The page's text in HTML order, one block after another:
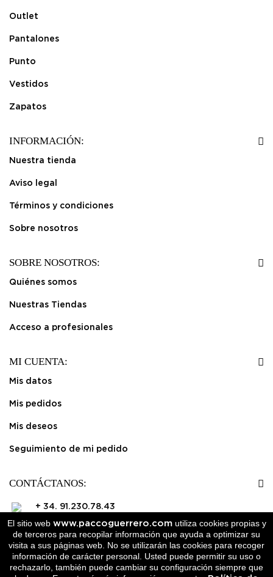
Outlet
Pantalones
Punto
Vestidos
Zapatos
INFORMACIÓN:
Nuestra tienda
Aviso legal
Términos y condiciones
Sobre nosotros
SOBRE NOSOTROS:
Quiénes somos
Nuestras Tiendas
Acceso a profesionales
MI CUENTA:
Mis datos
Mis pedidos
Mis deseos
Seguimiento de mi pedido
CONTÁCTANOS:
+ 34. 91.230.78.43
info@paccoguerrero.com
Dejar mensaje ( click aqui )
El sitio web www.paccoguerrero.comutiliza cookies propias y
de terceros para recopilar información que ayuda a optimizar su
visita a sus páginas web. No se utilizarán las cookies para recoger
información de carácter personal. Usted puede permitir su uso o
rechazarlo, también puede cambiar su configuración siempre que